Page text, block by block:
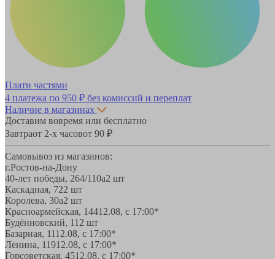
Плати частями
4 платежа по 950 ₽ без комиссий и переплат
Наличие в магазинах
Доставим вовремя или бесплатно
Завтраот 2-х часовот 90 ₽
Самовывоз из магазинов:
г.Ростов-на-Дону
40-лет победы, 264/110а2 шт
Каскадная, 722 шт
Королева, 30а2 шт
Красноармейская, 14412.08, с 17:00*
Будённовский, 11 2 шт
Базарная, 1112.08, с 17:00*
Ленина, 11912.08, с 17:00*
Горсоветская, 4512.08, с 17:00*